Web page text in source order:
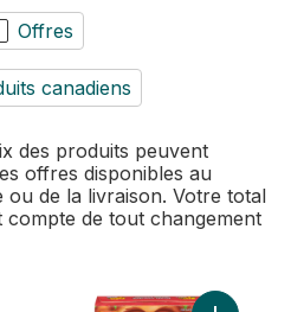
Offres
canadiens
des produits peuvent
offres disponibles au
ou de la livraison. Votre total
de tout changement